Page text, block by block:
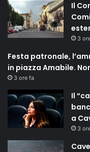
Il
3
Festa patronale,
in piazza Amabile.
3 ore fa
Il
a
3